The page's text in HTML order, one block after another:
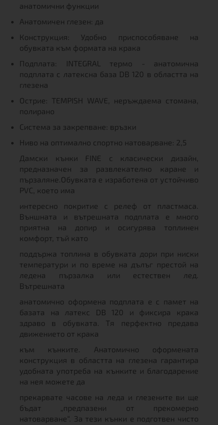
анатомични функции
Анатомичен глезен: да
Конструкция: Удобно приспособяване на
обувката към формата на крака
Подплата: INTEGRAL термо - анатомична
подплата с латексна база DB 120 в областта на
глезена
Острие: TEMPISH WAVE, неръждаема стомана,
полирано
Система за закрепване: връзки
Ниво на оптимално спортно натоварване: 2,5
Дамски кънки FINE с класически дизайн,
предназначен за развлекателно каране и
пързаляне.Обувката е изработена от устойчиво
PVC, което има
интересно покритие с релеф от пластмаса.
Външната и вътрешната подплата е много
приятна на допир и осигурява топлинен
комфорт, тъй като
поддържа топлина в обувката дори при ниски
температури и по време на дълъг престой на
ледена пързалка или естествен лед.
Вътрешната
анатомично оформена подплата е с памет на
базата на латекс DB 120 и фиксира крака
здраво в обувката. Тя перфектно предава
движението от крака
към кънките. Анатомично оформената
конструкция в областта на глезена гарантира
удобната употреба на кънките и благодарение
на нея можете да
прекарвате часове на леда и глезените ви ще
бъдат „предпазени от прекомерно
натоварване“. За тези кънки е подготвен чисто